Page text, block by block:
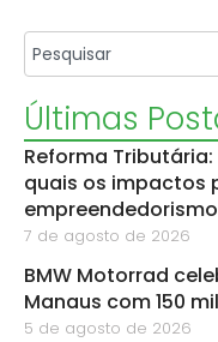
Últimas
Reforma
quais os impactos
7 de agosto de 2026
BMW Motorrad
Manaus com 150
5 de agosto de 2026